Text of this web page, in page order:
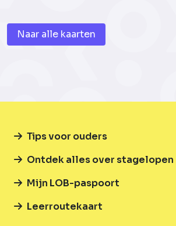
Naar alle kaarten
Tips voor ouders
Ontdek alles over stagelopen
Mijn LOB-paspoort
Leerroutekaart